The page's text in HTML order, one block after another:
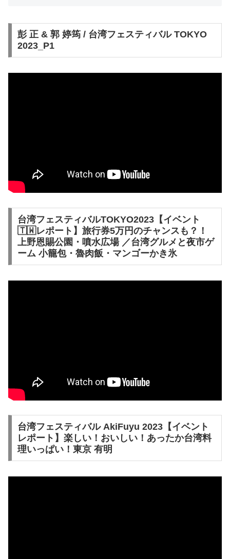
彭 正 & 郭 婷筠 / 台湾フェスティバル TOKYO
2023_P1
台湾フェスティバルTOKYO2023【イベント
🇹🇼レポート】旅行券5万円のチャンスも？！
上野恩賜公園・噴水広場 ／台湾グルメと夜市ゲ
ーム 小籠包・魯肉飯・マンゴーかき氷
台湾フェスティバル AkiFuyu 2023【イベント
レポート】楽しい！おいしい！あったか台湾料
理いっぱい！東京 有明